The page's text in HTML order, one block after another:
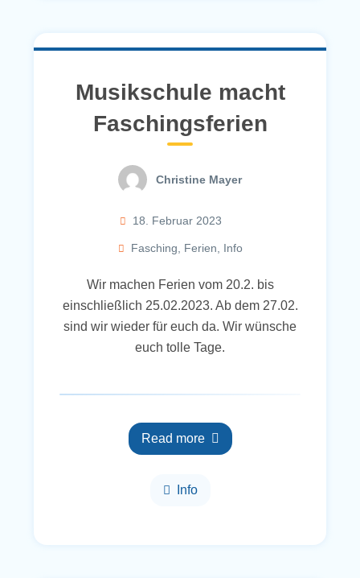
Musikschule macht
Faschingsferien
Christine Mayer
18. Februar 2023
Fasching, Ferien, Info
Wir machen Ferien vom 20.2. bis
einschließlich 25.02.2023. Ab dem 27.02.
sind wir wieder für euch da. Wir wünsche
euch tolle Tage.
Read more
Info